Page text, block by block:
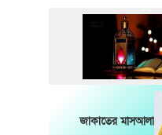
জাকাতের মাসআলা